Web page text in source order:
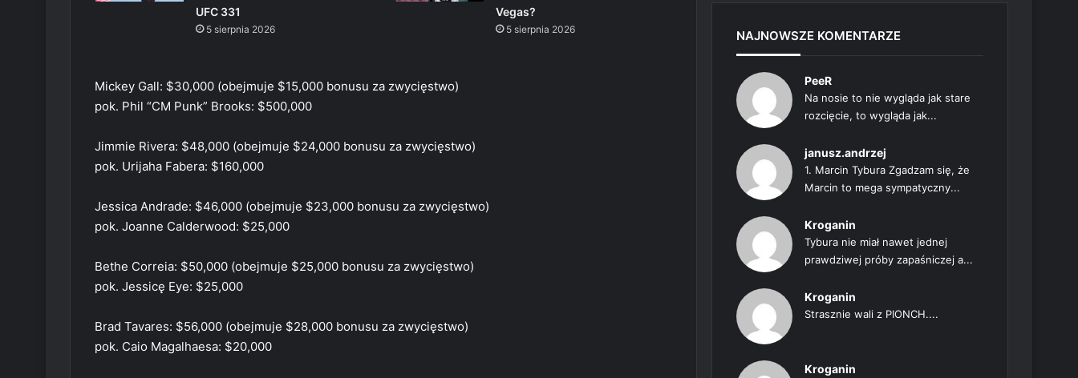
UFC 331
5 sierpnia 2026
Vegas?
5 sierpnia 2026
Mickey Gall: $30,000 (obejmuje $15,000 bonusu za zwycięstwo)
pok. Phil “CM Punk” Brooks: $500,000
Jimmie Rivera: $48,000 (obejmuje $24,000 bonusu za zwycięstwo)
pok. Urijaha Fabera: $160,000
Jessica Andrade: $46,000 (obejmuje $23,000 bonusu za zwycięstwo)
pok. Joanne Calderwood: $25,000
Bethe Correia: $50,000 (obejmuje $25,000 bonusu za zwycięstwo)
pok. Jessicę Eye: $25,000
Brad Tavares: $56,000 (obejmuje $28,000 bonusu za zwycięstwo)
pok. Caio Magalhaesa: $20,000
NAJNOWSZE KOMENTARZE
PeeR
Na nosie to nie wygląda jak stare
rozcięcie, to wygląda jak...
janusz.andrzej
1. Marcin Tybura Zgadzam się, że
Marcin to mega sympatyczny...
Kroganin
Tybura nie miał nawet jednej
prawdziwej próby zapaśniczej a...
Kroganin
Strasznie wali z PIONCH....
Kroganin